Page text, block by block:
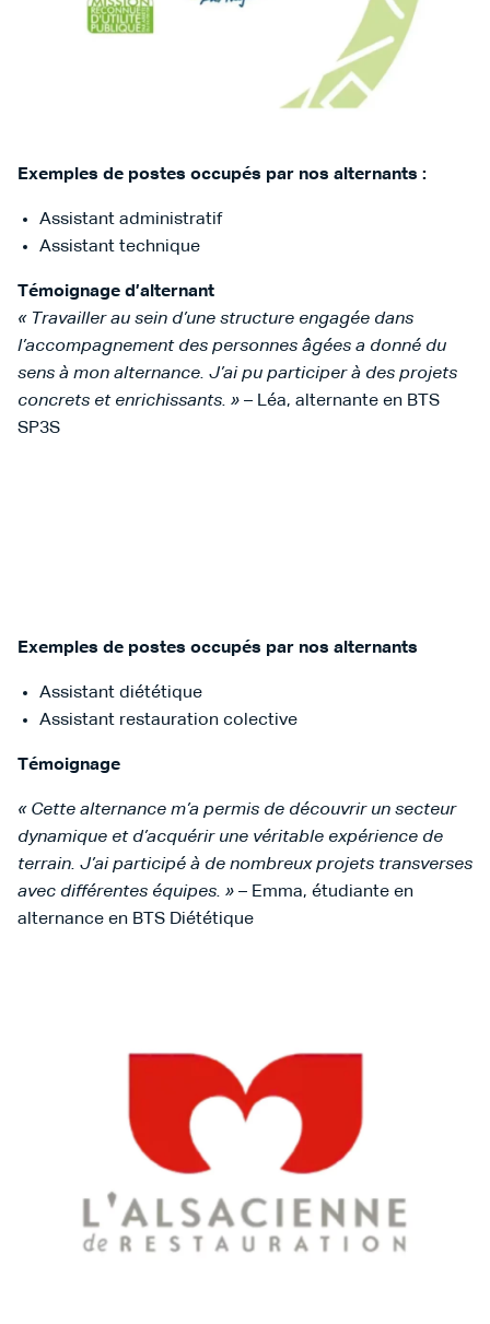
Exemples de postes occupés par nos alternants :
Assistant administratif
Assistant technique
Témoignage d’alternant
« Travailler au sein d’une structure engagée dans
l’accompagnement des personnes âgées a donné du
sens à mon alternance. J’ai pu participer à des projets
concrets et enrichissants. » – Léa, alternante en BTS
SP3S
Exemples de postes occupés par nos alternants
Assistant diététique
Assistant restauration colective
Témoignage
« Cette alternance m’a permis de découvrir un secteur
dynamique et d’acquérir une véritable expérience de
terrain. J’ai participé à de nombreux projets transverses
avec différentes équipes. » – Emma, étudiante en
alternance en BTS Diététique